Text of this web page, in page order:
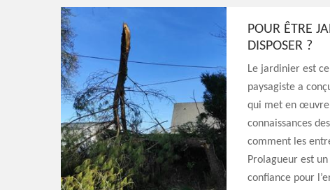
POUR ÊTRE
DISPOSER ?
Le jardinier est
paysagiste a
qui met en
connaissances
comment les
Prolagueur est
confiance pour